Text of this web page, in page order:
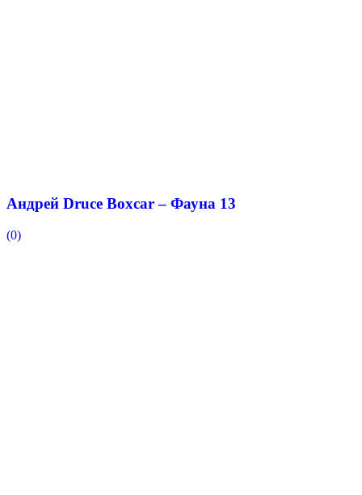
Андрей Druce Boxcar – Фауна 13
(0)